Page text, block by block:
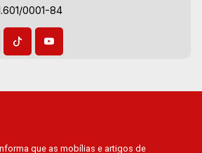
0001-84
que as mobílias e artigos de